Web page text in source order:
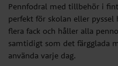
Pennfodral med tillbehör i
perfekt för skolan eller
flera fack och håller alla
samtidigt som det färgglada
använda varje dag.